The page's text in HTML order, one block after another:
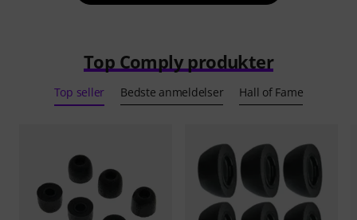
Top Comply produkter
Top seller Bedste anmeldelser Hall of Fame